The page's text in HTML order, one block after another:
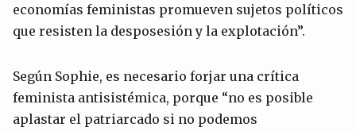
economías feministas promueven sujetos políticos
que resisten la desposesión y la explotación”.
Según Sophie, es necesario forjar una crítica
feminista antisistémica, porque “no es posible
aplastar el patriarcado si no podemos